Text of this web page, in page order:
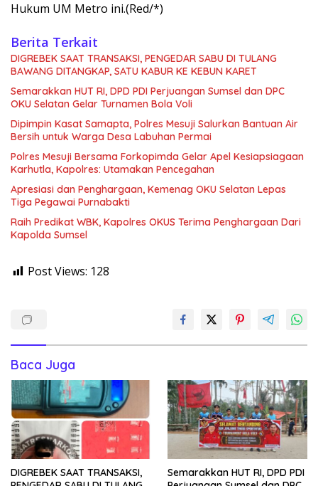
Hukum UM Metro ini.(Red/*)
Berita Terkait
DIGREBEK SAAT TRANSAKSI, PENGEDAR SABU DI TULANG
BAWANG DITANGKAP, SATU KABUR KE KEBUN KARET
Semarakkan HUT RI, DPD PDI Perjuangan Sumsel dan DPC
OKU Selatan Gelar Turnamen Bola Voli
Dipimpin Kasat Samapta, Polres Mesuji Salurkan Bantuan Air
Bersih untuk Warga Desa Labuhan Permai
Polres Mesuji Bersama Forkopimda Gelar Apel Kesiapsiagaan
Karhutla, Kapolres: Utamakan Pencegahan
Apresiasi dan Penghargaan, Kemenag OKU Selatan Lepas
Tiga Pegawai Purnabakti
Raih Predikat WBK, Kapolres OKUS Terima Penghargaan Dari
Kapolda Sumsel
Post Views: 128
Baca Juga
DIGREBEK SAAT TRANSAKSI,
Semarakkan HUT RI, DPD PDI